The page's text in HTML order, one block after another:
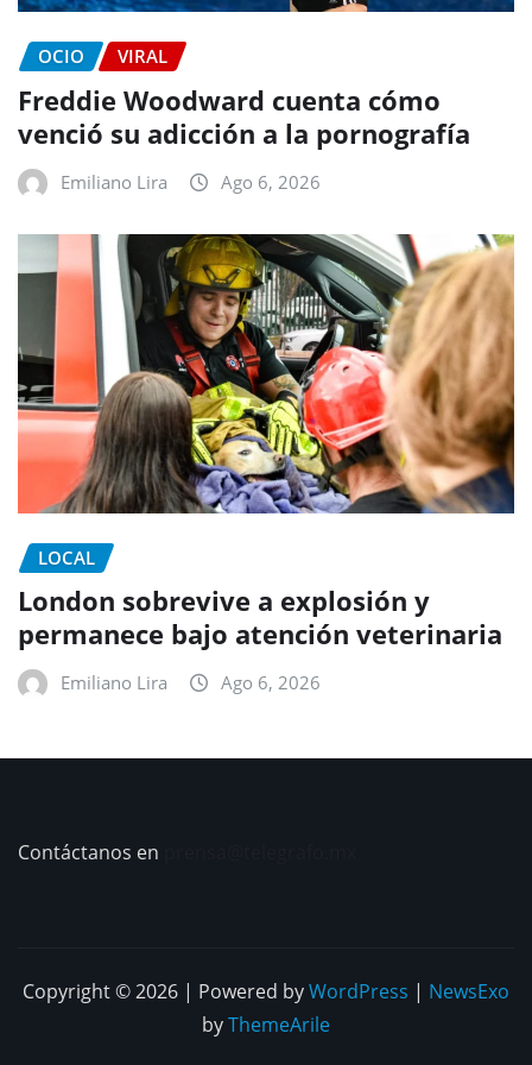
OCIO VIRAL
Freddie Woodward cuenta cómo
venció su adicción a la pornografía
Emiliano Lira Ago 6, 2026
LOCAL
London sobrevive a explosión y
permanece bajo atención veterinaria
Emiliano Lira Ago 6, 2026
Contáctanos en
Copyright © 2026 | Powered byWordPress | NewsExo
byThemeArile